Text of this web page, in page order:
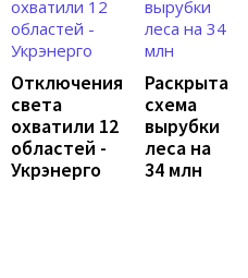
Отключения
света
охватили 12
областей -
Укрэнерго
Раскрыта
схема
вырубки
леса на
34 млн